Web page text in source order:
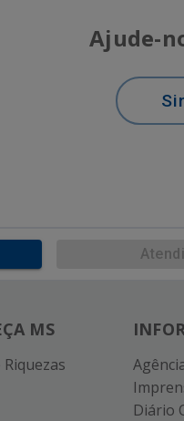
Ajude-
MS
Diário